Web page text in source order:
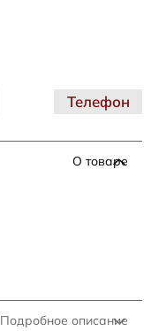
О товаре
Подробное описание
Телефон